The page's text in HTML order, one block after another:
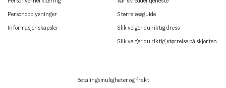
Personopplysninger
Informasjonskapsler
Størrelsesguide
Slik velger du riktig dress
Slik velger du riktig størrelse på skjorten
Betalingsmuligheter og frakt